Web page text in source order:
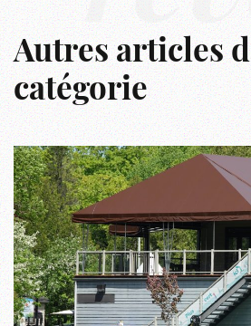
Autres articles
catégorie